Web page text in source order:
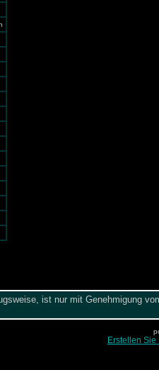
ist nur mit Genehmigung
Erstellen